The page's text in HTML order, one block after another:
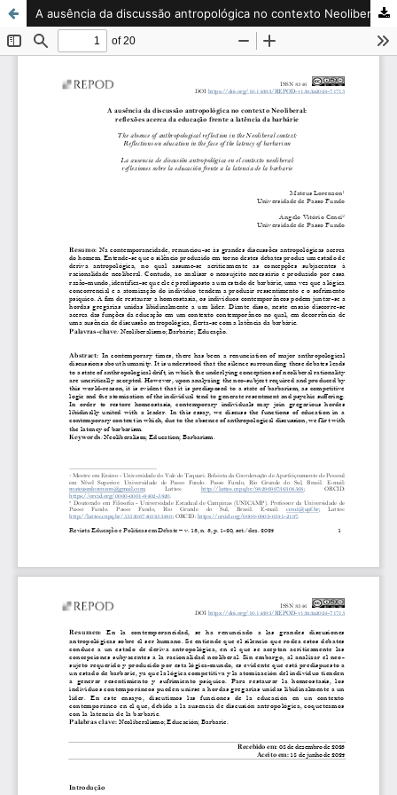
A ausência da discussão antropológica no contexto Neoliberal: reflexões acerca da educação frente a latência da barbárie